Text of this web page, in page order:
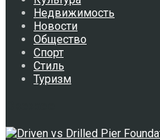
Недвижимость
Новости
Общество
Спорт
Стиль
Туризм